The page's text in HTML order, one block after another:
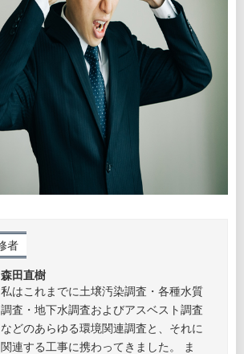
森田直樹
私はこれまでに土壌汚染調査・各種水質
調査・地下水調査およびアスベスト調査
などのあらゆる環境関連調査と、それに
関連する工事に携わってきました。 ま